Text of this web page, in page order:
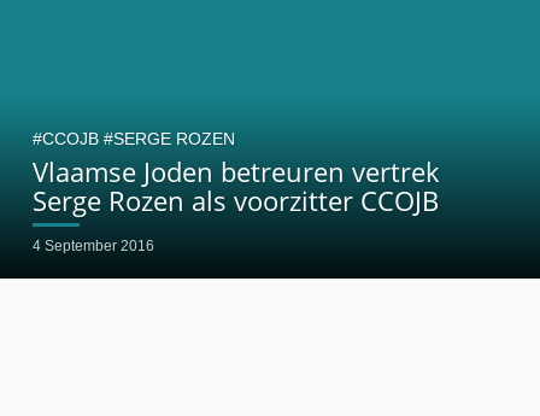
Vlaamse Joden betreuren vertrek
Serge Rozen als voorzitter CCOJB
4 September 2016
CCOJB SERGE ROZEN